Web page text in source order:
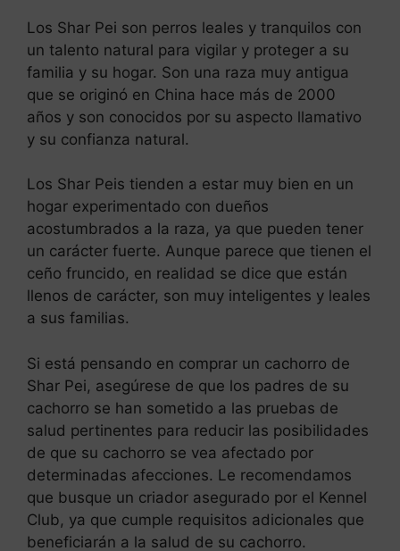
Los Shar Pei son perros leales y tranquilos con
un talento natural para vigilar y proteger a su
familia y su hogar. Son una raza muy antigua
que se originó en China hace más de 2000
años y son conocidos por su aspecto llamativo
y su confianza natural.
Los Shar Peis tienden a estar muy bien en un
hogar experimentado con dueños
acostumbrados a la raza, ya que pueden tener
un carácter fuerte. Aunque parece que tienen el
ceño fruncido, en realidad se dice que están
llenos de carácter, son muy inteligentes y leales
a sus familias.
Si está pensando en comprar un cachorro de
Shar Pei, asegúrese de que los padres de su
cachorro se han sometido a las pruebas de
salud pertinentes para reducir las posibilidades
de que su cachorro se vea afectado por
determinadas afecciones. Le recomendamos
que busque un criador asegurado por el Kennel
Club, ya que cumple requisitos adicionales que
beneficiarán a la salud de su cachorro.